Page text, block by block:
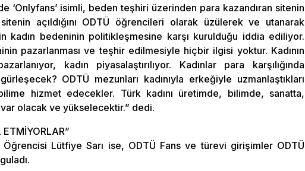
‘Onlyfans’ isimli, beden teşhiri üzerinden para kazandıran sitenin
açıldığını ODTÜ öğrencileri olarak üzülerek ve utanarak
kadın bedeninin politikleşmesine karşı kurulduğu iddia ediliyor.
pazarlanması ve teşhir edilmesiyle hiçbir ilgisi yoktur. Kadının
kadın piyasalaştırılıyor. Kadınlar para karşılığında
ODTÜ mezunları kadınıyla erkeğiyle uzmanlaştıkları
hizmet edecekler. Türk kadını üretimde, bilimde, sanatta,
olacak ve yükselecektir.” dedi.
ETMİYORLAR”
Lütfiye Sarı ise, ODTÜ Fans ve türevi girişimler ODTÜ